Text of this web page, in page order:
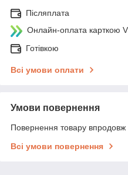
Післяплата
Онлайн-оплата карткою
Готівкою
Всі умови оплати
Умови повернення
Повернення товару впродовж
Всі умови повернення